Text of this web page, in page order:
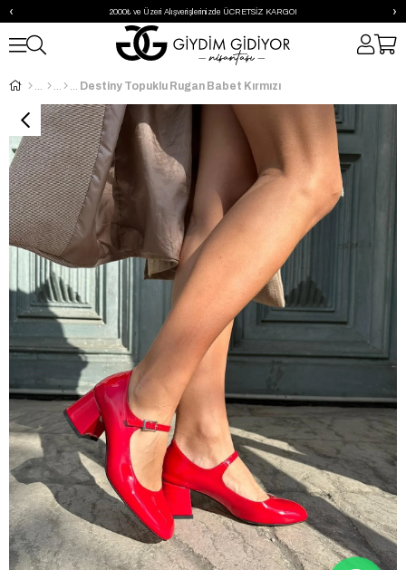
2000₺ ve Üzeri Alışverişlerinizde ÜCRETSİZ KARGO!
‹ ›
Destiny Topuklu Rugan Babet Kırmızı